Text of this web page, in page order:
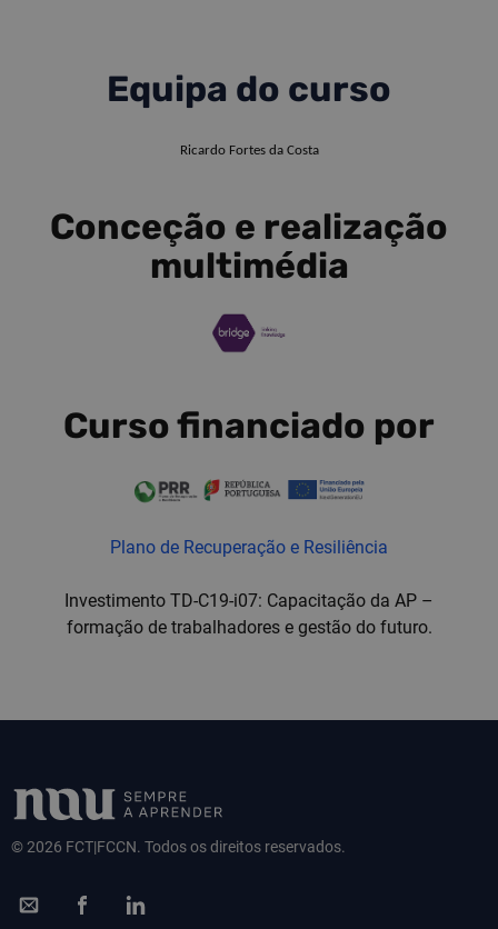
Equipa do curso
Ricardo Fortes da Costa
Conceção e realização
multimédia
Curso financiado por
Plano de Recuperação e Resiliência
Investimento TD-C19-i07: Capacitação da AP –
formação de trabalhadores e gestão do futuro.
© 2026 FCT|FCCN. Todos os direitos reservados.